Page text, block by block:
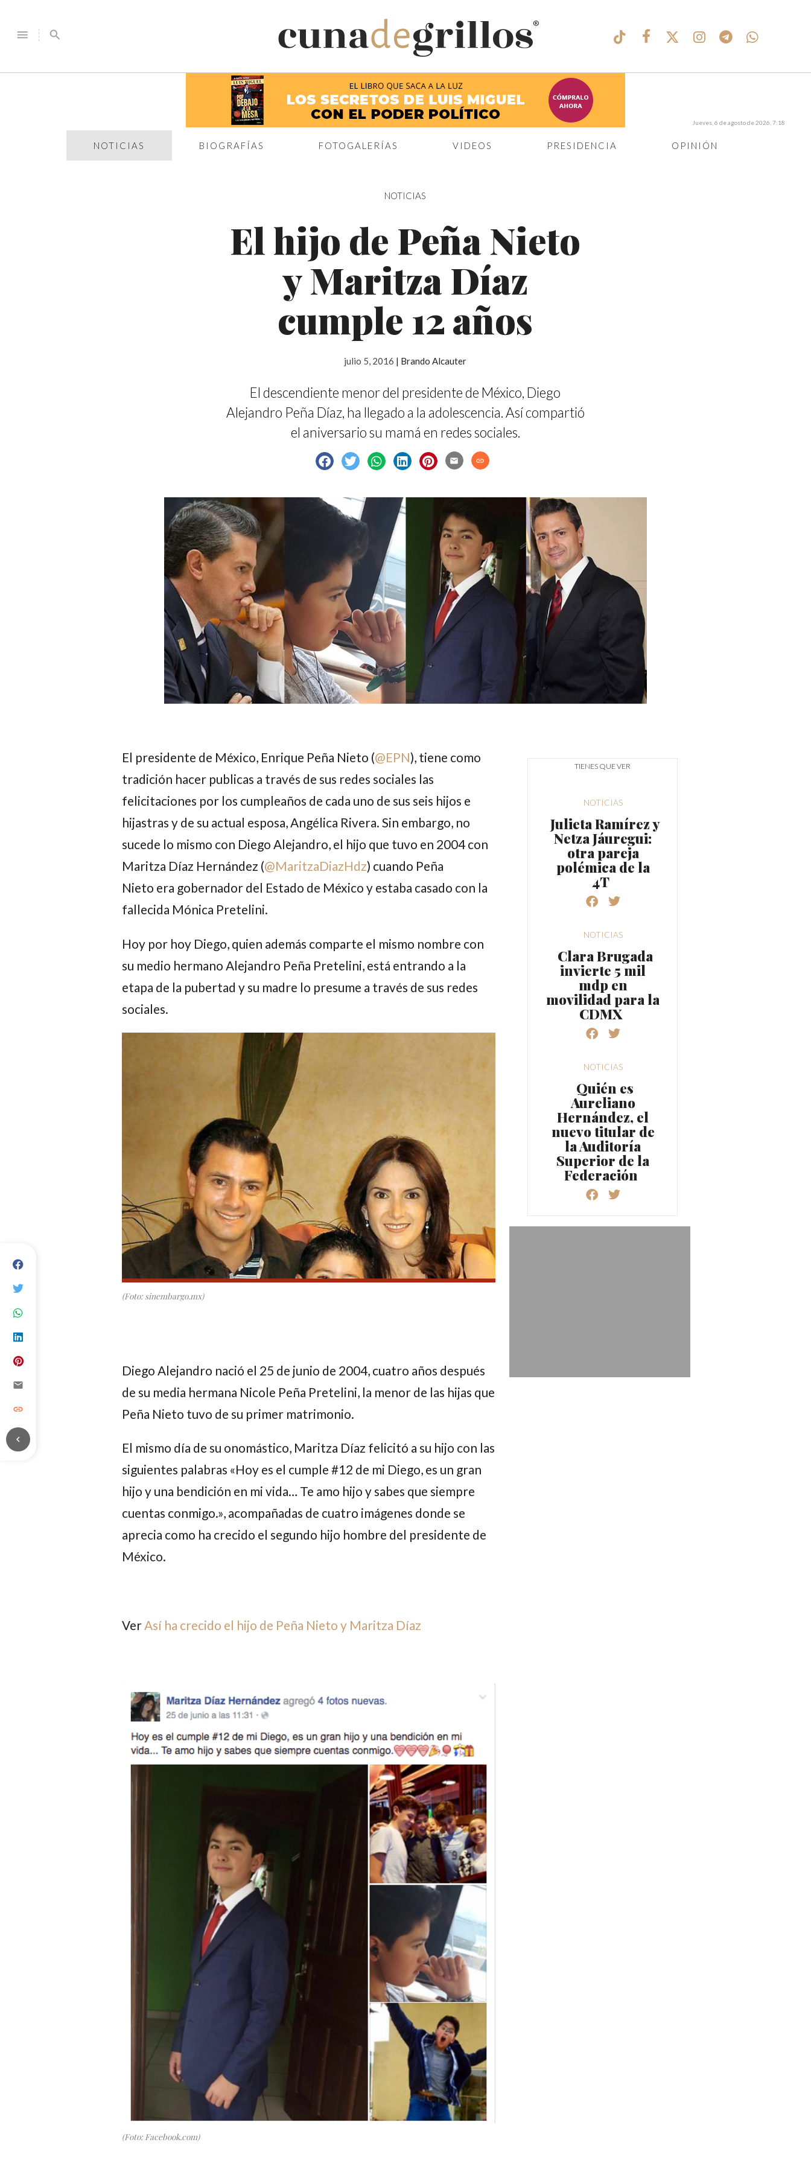
menu search
®
NOTICIAS BIOGRAFÍAS FOTOGALERÍAS VIDEOS PRESIDENCIA OPINIÓN
Jueves, 6 de agosto de 2026, 7:18
email
link
chevron_left
NOTICIAS
El hijo de Peña Nieto
y Maritza Díaz
cumple 12 años
julio 5, 2016 | Brando Alcauter
El descendiente menor del presidente de México, Diego
Alejandro Peña Díaz, ha llegado a la adolescencia. Así compartió
el aniversario su mamá en redes sociales.
email link
El presidente de México, Enrique Peña Nieto (@EPN), tiene como
tradición hacer publicas a través de sus redes sociales las
felicitaciones por los cumpleaños de cada uno de sus seis hijos e
hijastras y de su actual esposa,Angélica Rivera. Sin embargo, no
sucede lo mismo con Diego Alejandro, el hijo que tuvo en 2004 con
Maritza Díaz Hernández (@MaritzaDiazHdz) cuando Peña
Nieto era gobernador del Estado de México y estaba casado con la
fallecida Mónica Pretelini.
Hoy por hoy Diego, quien además comparte el mismo nombre con
su medio hermano Alejandro Peña Pretelini, está entrando a la
etapa de la pubertad y su madre lo presume a través de sus redes
sociales.
(Foto: sinembargo.mx)
Diego Alejandro nació el 25 de junio de 2004, cuatro años después
de su media hermana Nicole Peña Pretelini, la menor de las hijas que
Peña Nieto tuvo de su primer matrimonio.
El mismo día de su onomástico,Maritza Díaz felicitó a su hijo con las
siguientes palabras «Hoy es el cumple #12 de mi Diego, es un gran
hijo y una bendición en mi vida… Te amo hijo y sabes que siempre
cuentas conmigo.», acompañadas de cuatro imágenes donde se
aprecia como ha crecido el segundo hijo hombre del presidente de
México.
VerAsí ha crecido el hijo de Peña Nieto y Maritza Díaz
(Foto: Facebook.com)
TIENES QUE VER
NOTICIAS
Julieta Ramírez y
Netza Jáuregui:
otra pareja
polémica de la
4T
NOTICIAS
Clara Brugada
invierte 5 mil
mdp en
movilidad para la
CDMX
NOTICIAS
Quién es
Aureliano
Hernández, el
nuevo titular de
la Auditoría
Superior de la
Federación